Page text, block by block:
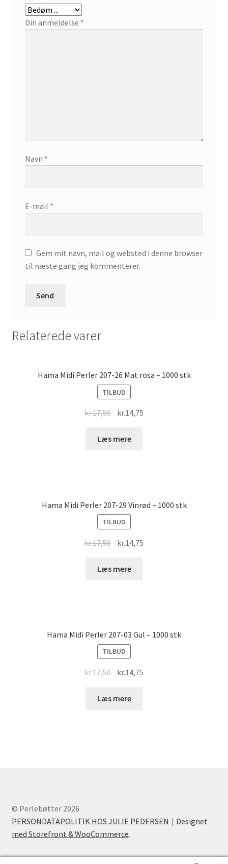
Din anmeldelse *
Navn *
E-mail *
Gem mit navn, mail og websted i denne browser
til næste gang jeg kommenterer.
Relaterede varer
Hama Midi Perler 207-26 Mat rosa – 1000 stk
TILBUD
kr.17,50 Original
was:
kr.14,75
Læs mere
Hama Midi Perler 207-29 Vinrød – 1000 stk
TILBUD
kr.17,50 Original
was:
kr.14,75
Læs mere
Hama Midi Perler 207-03 Gul – 1000 stk
TILBUD
kr.17,50 Original
was:
kr.14,75
Læs mere
© Perlebøtter 2026
PERSONDATAPOLITIK HOS JULIE PEDERSEN
Designet
med Storefront & WooCommerce.